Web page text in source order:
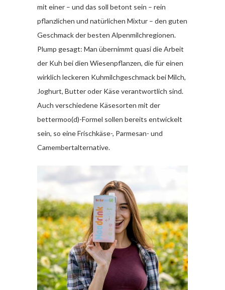
mit einer – und das soll betont sein – rein
pflanzlichen und natürlichen Mixtur – den guten
Geschmack der besten Alpenmilchregionen.
Plump gesagt: Man übernimmt quasi die Arbeit
der Kuh bei dien Wiesenpflanzen, die für einen
wirklich leckeren Kuhmilchgeschmack bei Milch,
Joghurt, Butter oder Käse verantwortlich sind.
Auch verschiedene Käsesorten mit der
bettermoo(d)-Formel sollen bereits entwickelt
sein, so eine Frischkäse-, Parmesan- und
Camembertalternative.